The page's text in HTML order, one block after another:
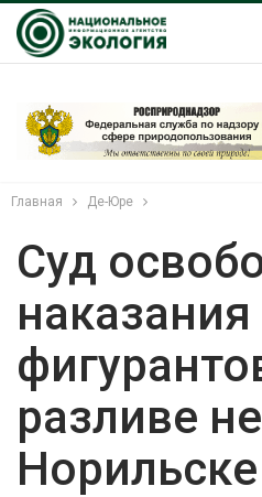
Главная Де-Юре
Суд
наказания
разливе
Норильске